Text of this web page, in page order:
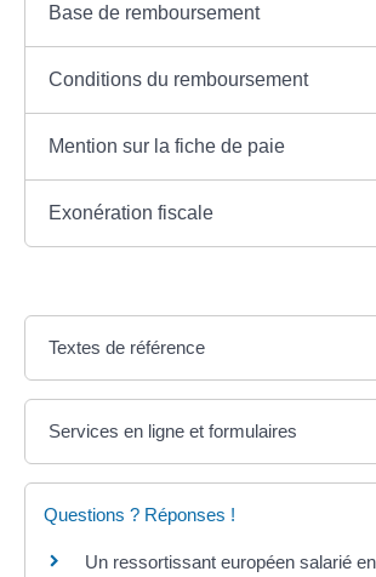
Base de remboursement
Conditions du remboursement
Mention sur la fiche de paie
Exonération fiscale
Textes de référence
Services en ligne et formulaires
Questions ? Réponses !
Un ressortissant européen salarié